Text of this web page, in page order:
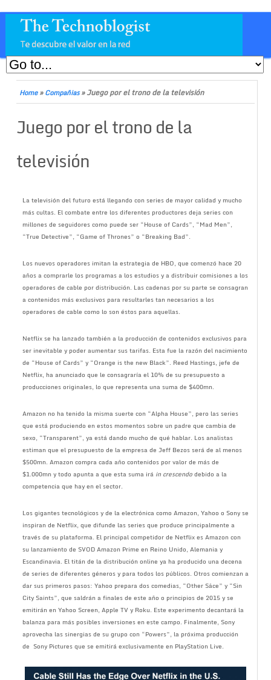
Home»Compañias»Juego por el trono de la televisión
Juego por el trono de la
televisión
La televisión del futuro está llegando con series de mayor calidad y mucho
más cultas. El combate entre los diferentes productores deja series con
millones de seguidores como puede ser “House of Cards”, “Mad Men”,
“True Detective”, “Game of Thrones” o “Breaking Bad”.
Los nuevos operadores imitan la estrategia de HBO, que comenzó hace 20
años a comprarle los programas a los estudios y a distribuir comisiones a los
operadores de cable por distribución. Las cadenas por su parte se consagran
a contenidos más exclusivos para resultarles tan necesarios a los
operadores de cable como lo son éstos para aquellas.
Netflix se ha lanzado también a la producción de contenidos exclusivos para
ser inevitable y poder aumentar sus tarifas. Esta fue la razón del nacimiento
de “House of Cards” y “Orange is the new Black”. Reed Hastings, jefe de
Netflix, ha anunciado que le consagraría el 10% de su presupuesto a
producciones originales, lo que representa una suma de $400mn.
Amazon no ha tenido la misma suerte con “Alpha House”, pero las series
que está produciendo en estos momentos sobre un padre que cambia de
sexo, “Transparent”, ya está dando mucho de qué hablar. Los analistas
estiman que el presupuesto de la empresa de Jeff Bezos será de al menos
$500mn. Amazon compra cada año contenidos por valor de más de
$1.000mn y todo apunta a que esta suma irá in crescendodebido a la
competencia que hay en el sector.
Los gigantes tecnológicos y de la electrónica como Amazon, Yahoo o Sony se
inspiran de Netflix, que difunde las series que produce principalmente a
través de su plataforma. El principal competidor de Netflix es Amazon con
su lanzamiento de SVOD Amazon Prime en Reino Unido, Alemania y
Escandinavia. El titán de la distribución online ya ha producido una decena
de series de diferentes géneros y para todos los públicos. Otros comienzan a
dar sus primeros pasos: Yahoo prepara dos comedias, “Other Sâce” y “Sin
City Saints”, que saldrán a finales de este año o principios de 2015 y se
emitirán en Yahoo Screen, Apple TV y Roku. Este experimento decantará la
balanza para más posibles inversiones en este campo. Finalmente, Sony
aprovecha las sinergias de su grupo con “Powers”, la próxima producción
de Sony Pictures que se emitirá exclusivamente en PlayStation Live.